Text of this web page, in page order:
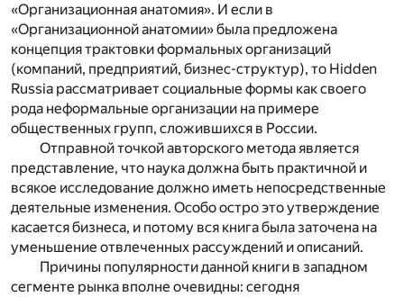
«Организационная анатомия». И если в
«Организационной анатомии» была предложена
концепция трактовки формальных организаций
(компаний, предприятий, бизнес-структур), то Hidden
Russia рассматривает социальные формы как своего
рода неформальные организации на примере
общественных групп, сложившихся в России.
Отправной точкой авторского метода является
представление, что наука должна быть практичной и
всякое исследование должно иметь непосредственные
деятельные изменения. Особо остро это утверждение
касается бизнеса, и потому вся книга была заточена на
уменьшение отвлеченных рассуждений и описаний.
Причины популярности данной книги в западном
сегменте рынка вполне очевидны: сегодня